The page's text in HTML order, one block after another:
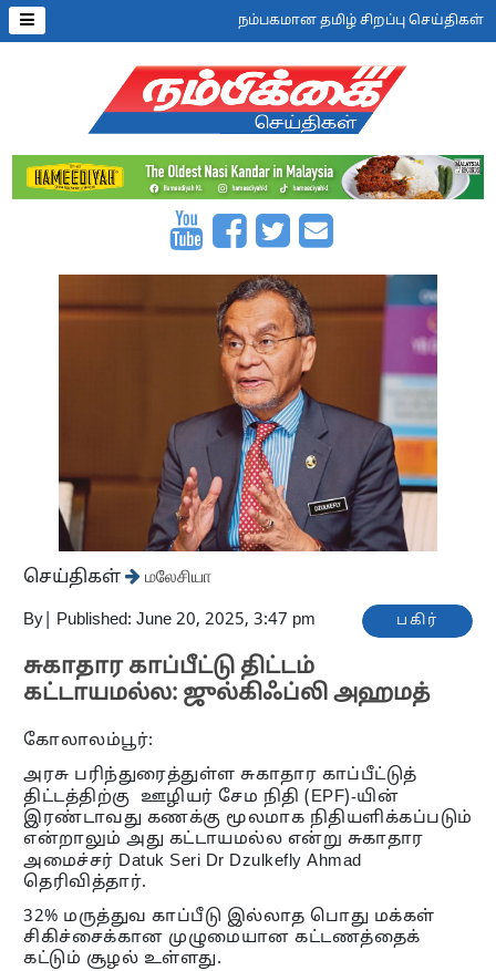
நம்பகமான தமிழ் சிறப்பு செய்திகள்
செய்திகள் மலேசியா
By Published: June 20, 2025, 3:47 pm பகிர்
சுகாதார காப்பீட்டு திட்டம்
கட்டாயமல்ல: ஜுல்கிஃப்லி அஹமத்
கோலாலம்பூர்:
அரசு பரிந்துரைத்துள்ள சுகாதார காப்பீட்டுத்
திட்டத்திற்கு ஊழியர் சேம நிதி (EPF)-யின்
இரண்டாவது கணக்கு மூலமாக நிதியளிக்கப்படும்
என்றாலும் அது கட்டாயமல்ல என்று சுகாதார
அமைச்சர் Datuk Seri Dr Dzulkefly Ahmad
தெரிவித்தார்.
32% மருத்துவ காப்பீடு இல்லாத பொது மக்கள்
சிகிச்சைக்கான முழுமையான கட்டணத்தைக்
கட்டும் சூழல் உள்ளது.